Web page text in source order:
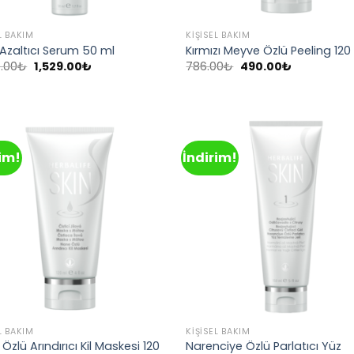
BAKIM
Serum 50 ml
₺ Orijinal
fiyat:
1,529.00₺Şu
KIŞISEL BAKIM
Kırmızı Meyve Özlü Peeling
786.00₺ Orijinal
490.00₺Şu
BAKIM
Arındırıcı Kil Maskesi 120
İndirim!
KIŞISEL BAKIM
Narenciye Özlü Parlatıcı Yüz